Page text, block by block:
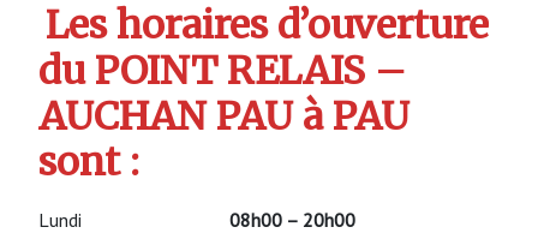
Les horaires d’ouverture
du POINT RELAIS –
AUCHAN PAU à PAU
sont :
Lundi 08h00 – 20h00